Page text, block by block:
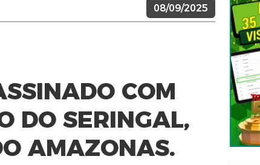
08/09/2025
COM
DO SERINGAL,
AMAZONAS.